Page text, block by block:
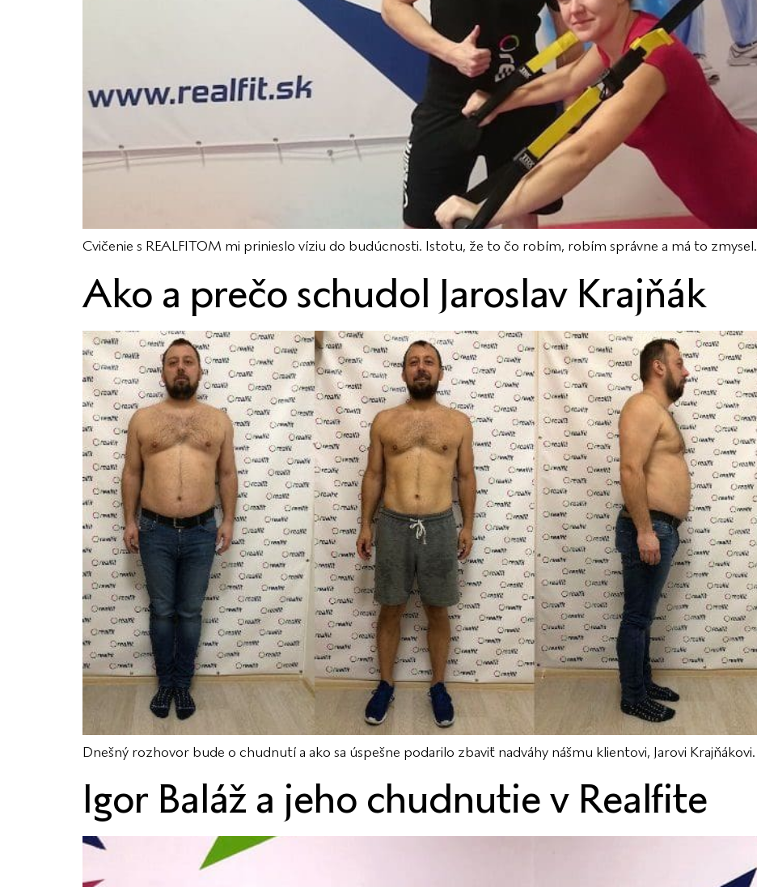
Cvičenie s REALFITOM mi prinieslo víziu do budúcnosti. Istotu, že to čo robím, robím správne a má to zmysel.
Ako a prečo schudol Jaroslav Krajňák
Dnešný rozhovor bude o chudnutí a ako sa úspešne podarilo zbaviť nadváhy nášmu klientovi, Jarovi Krajňákovi.
Igor Baláž a jeho chudnutie v Realfite